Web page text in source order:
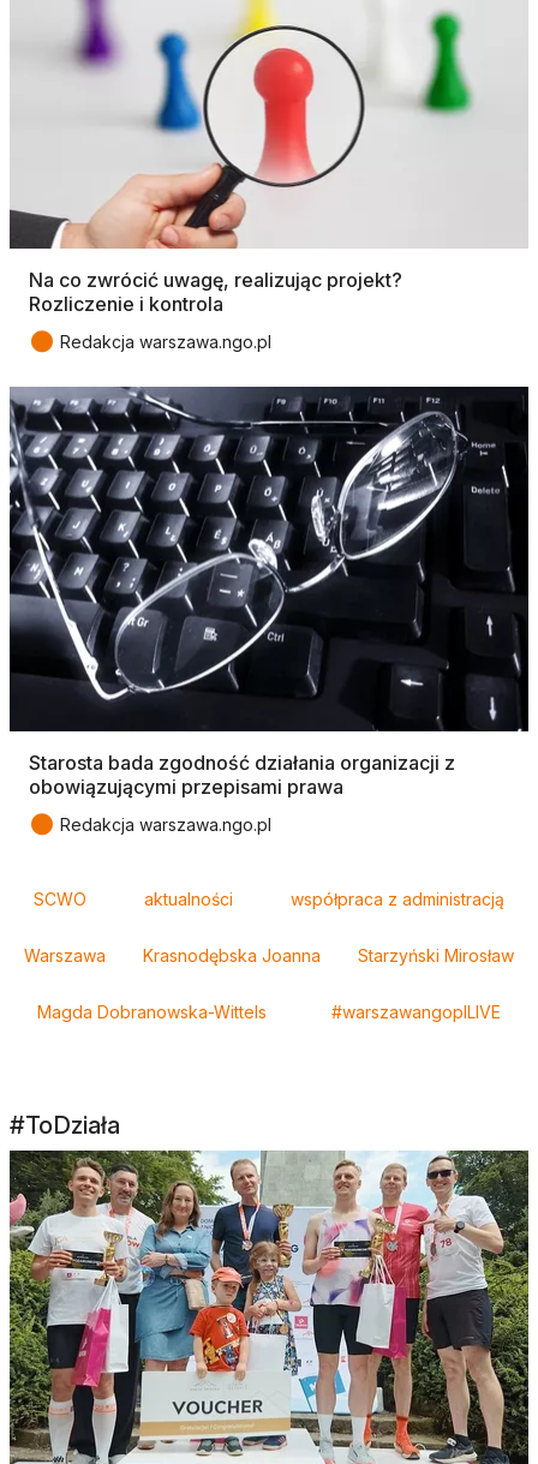
Na co zwrócić uwagę, realizując projekt?
Rozliczenie i kontrola
● Redakcja warszawa.ngo.pl
Starosta bada zgodność działania organizacji z
obowiązującymi przepisami prawa
● Redakcja warszawa.ngo.pl
SCWO aktualności współpraca z administracją
Warszawa Krasnodębska Joanna Starzyński Mirosław
Magda Dobranowska-Wittels #warszawangoplLIVE
#ToDziała